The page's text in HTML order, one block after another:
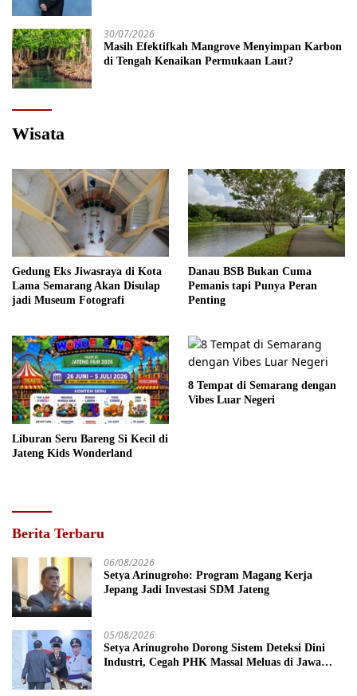
30/07/2026
Masih Efektifkah Mangrove Menyimpan Karbon
di Tengah Kenaikan Permukaan Laut?
Wisata
Gedung Eks Jiwasraya di Kota
Lama Semarang Akan Disulap
jadi Museum Fotografi
Danau BSB Bukan Cuma
Pemanis tapi Punya Peran
Penting
Liburan Seru Bareng Si Kecil di
Jateng Kids Wonderland
8 Tempat di Semarang dengan
Vibes Luar Negeri
Berita Terbaru
06/08/2026
Setya Arinugroho: Program Magang Kerja
Jepang Jadi Investasi SDM Jateng
05/08/2026
Setya Arinugroho Dorong Sistem Deteksi Dini
Industri, Cegah PHK Massal Meluas di Jawa